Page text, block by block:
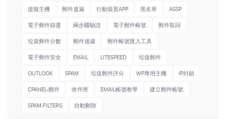
虛擬主機 郵件遺漏 行動裝置APP 黑名單 ASSP
電子郵件篩選 兩步驟驗證 電子郵件帳號 郵件取回
垃圾郵件分數 郵件過濾 郵件帳號匯入工具
電子郵件安全 EMAIL LITESPEED 垃圾郵件
OUTLOOK SPAM 垃圾郵件評分 WP專用主機 IP封鎖
CPANEL-郵件 收件匣 EMAIL帳號教學 建立郵件帳號
SPAM-FILTERS 自動刪除